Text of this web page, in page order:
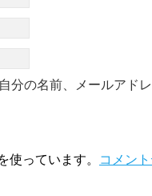
分の名前、メールアド
使っています。
コメン